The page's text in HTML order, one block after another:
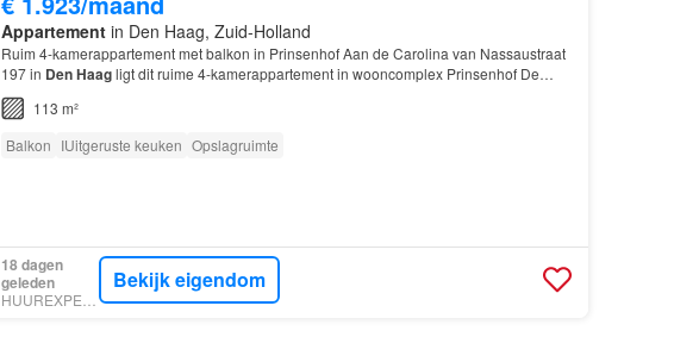
Appartementin Den Haag, Zuid-Holland
Ruim 4-kamerappartement met balkon in Prinsenhof Aan de Carolina van Nassaustraat
197 in Den Haagligt dit ruime 4-kamerappartement in wooncomplex Prinsenhof De
overige
113 m²
Balkon IUitgeruste keuken Opslagruimte
18 dagen
geleden
Bekijk eigendom